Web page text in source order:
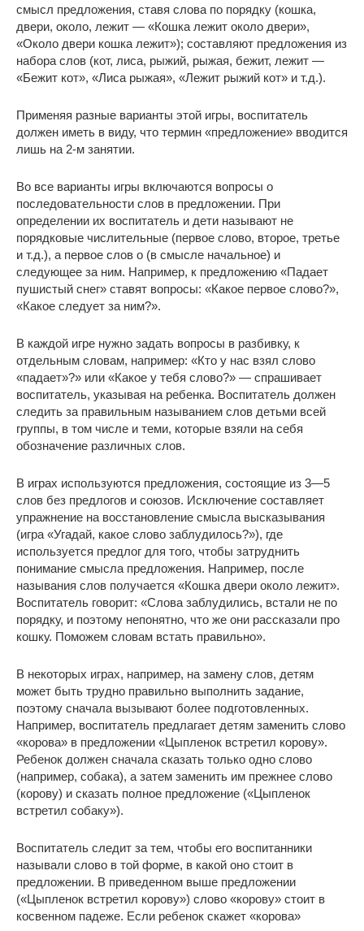
смысл предложения, ставя слова по порядку (кошка,
двери, около, лежит — «Кошка лежит около двери»,
«Около двери кошка лежит»); составляют предложения из
набора слов (кот, лиса, рыжий, рыжая, бежит, лежит —
«Бежит кот», «Лиса рыжая», «Лежит рыжий кот» и т.д.).
Применяя разные варианты этой игры, воспитатель
должен иметь в виду, что термин «предложение» вводится
лишь на 2-м занятии.
Во все варианты игры включаются вопросы о
последовательности слов в предложении. При
определении их воспитатель и дети называют не
порядковые числительные (первое слово, второе, третье
и т.д.), а первое слов о (в смысле начальное) и
следующее за ним. Например, к предложению «Падает
пушистый снег» ставят вопросы: «Какое первое слово?»,
«Какое следует за ним?».
В каждой игре нужно задать вопросы в разбивку, к
отдельным словам, например: «Кто у нас взял слово
«падает»?» или «Какое у тебя слово?» — спрашивает
воспитатель, указывая на ребенка. Воспитатель должен
следить за правильным называнием слов детьми всей
группы, в том числе и теми, которые взяли на себя
обозначение различных слов.
В играх используются предложения, состоящие из 3—5
слов без предлогов и союзов. Исключение составляет
упражнение на восстановление смысла высказывания
(игра «Угадай, какое слово заблудилось?»), где
используется предлог для того, чтобы затруднить
понимание смысла предложения. Например, после
называния слов получается «Кошка двери около лежит».
Воспитатель говорит: «Слова заблудились, встали не по
порядку, и поэтому непонятно, что же они рассказали про
кошку. Поможем словам встать правильно».
В некоторых играх, например, на замену слов, детям
может быть трудно правильно выполнить задание,
поэтому сначала вызывают более подготовленных.
Например, воспитатель предлагает детям заменить слово
«корова» в предложении «Цыпленок встретил корову».
Ребенок должен сначала сказать только одно слово
(например, собака), а затем заменить им прежнее слово
(корову) и сказать полное предложение («Цыпленок
встретил собаку»).
Воспитатель следит за тем, чтобы его воспитанники
называли слово в той форме, в какой оно стоит в
предложении. В приведенном выше предложении
(«Цыпленок встретил корову») слово «корову» стоит в
косвенном падеже. Если ребенок скажет «корова»